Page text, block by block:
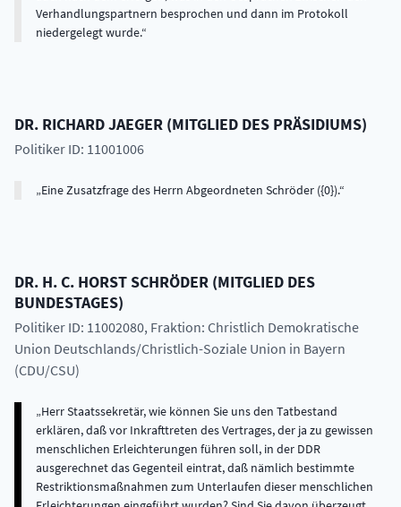
Verhandlungspartnern besprochen und dann im Protokoll
niedergelegt wurde.
DR. RICHARDJAEGER (MITGLIED DES PRÄSIDIUMS)
Politiker ID: 11001006
Eine Zusatzfrage des Herrn Abgeordneten Schröder ({0}).
DR. H. C. HORSTSCHRÖDER (MITGLIED DES
BUNDESTAGES)
Politiker ID: 11002080, Fraktion: Christlich Demokratische
Union Deutschlands/Christlich-Soziale Union in Bayern
(CDU/CSU)
Herr Staatssekretär, wie können Sie uns den Tatbestand
erklären, daß vor Inkrafttreten des Vertrages, der ja zu gewissen
menschlichen Erleichterungen führen soll, in der DDR
ausgerechnet das Gegenteil eintrat, daß nämlich bestimmte
Restriktionsmaßnahmen zum Unterlaufen dieser menschlichen